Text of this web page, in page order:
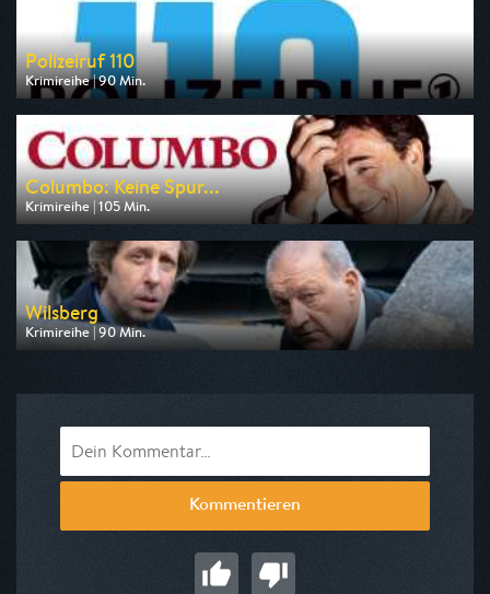
Polizeiruf 110
Krimireihe | 90 Min.
Ausgestrahlt von MDR
am 10.08.2026, 20:15
Columbo: Keine Spur...
Krimireihe | 105 Min.
Ausgestrahlt von RTLup
am 08.08.2026, 18:30
Wilsberg
Krimireihe | 90 Min.
Ausgestrahlt von ZDF neo
Kommentieren